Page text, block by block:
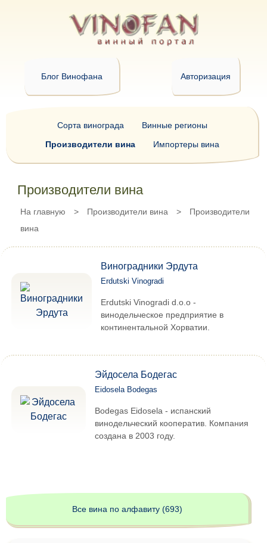
Блог Винофана Авторизация
Производители вина
На главную > Производители вина >
Производители
вина
Виноградники Эрдута
Erdutski Vinogradi
Erdutski Vinogradi d.o.o -
винодельческое предприятие в
континентальной Хорватии.
Эйдосела Бодегас
Eidosela Bodegas
Bodegas Eidosela - испанский
винодельческий кооператив. Компания
создана в 2003 году.
Сорта винограда
Винные регионы
Производители вина
Импортеры вина
Все вина по алфавиту (693)